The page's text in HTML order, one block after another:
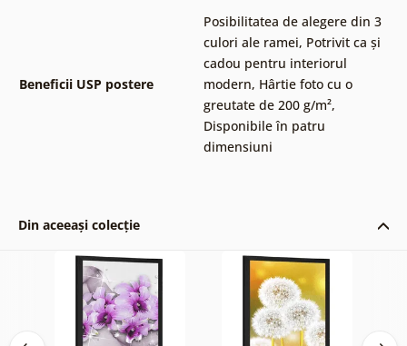
Beneficii USP postere
Posibilitatea de alegere din 3
culori ale ramei, Potrivit ca și
cadou pentru interiorul
modern, Hârtie foto cu o
greutate de 200 g/m²,
Disponibile în patru
dimensiuni
Din aceeași colecție